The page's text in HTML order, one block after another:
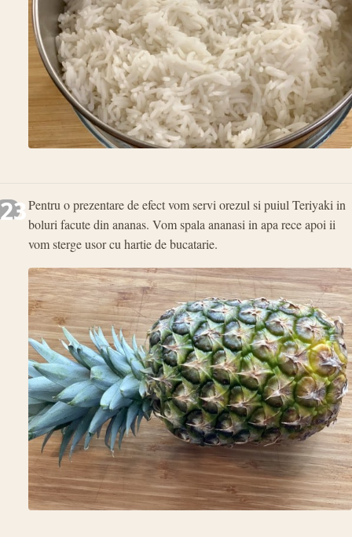
23Pentru o prezentare de efect vom servi orezul si puiul Teriyaki in
boluri facute din ananas. Vom spala ananasi in apa rece apoi ii
vom sterge usor cu hartie de bucatarie.